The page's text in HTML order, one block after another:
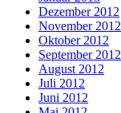
Dezember 2012
November 2012
Oktober 2012
September 2012
August 2012
Juli 2012
Juni 2012